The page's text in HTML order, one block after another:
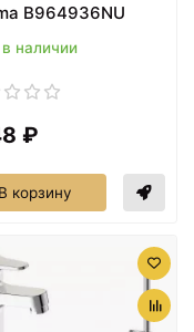
B964936NU
в наличии
₽
В корзину